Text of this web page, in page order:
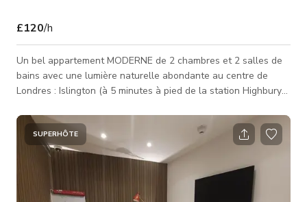
£120/h
Un bel appartement MODERNE de 2 chambres et 2 salles de
bains avec une lumière naturelle abondante au centre de
Londres : Islington (à 5 minutes à pied de la station Highbury
parquet. Salles de bains uniques et élégantes récemment
rénovées avec une décoration moderne. 870 pieds carrés
entièrement équipés. Belle vue sur des maisons géorgiennes
depuis les 3 grandes fenêtres du salon. - Tous les frais de
SUPERHÔTE